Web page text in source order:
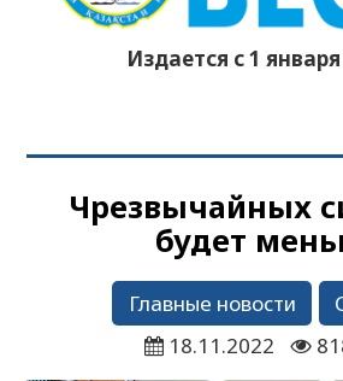
Издается с 1 января
Чрезвычайных
будет
Главные новости
18.11.2022